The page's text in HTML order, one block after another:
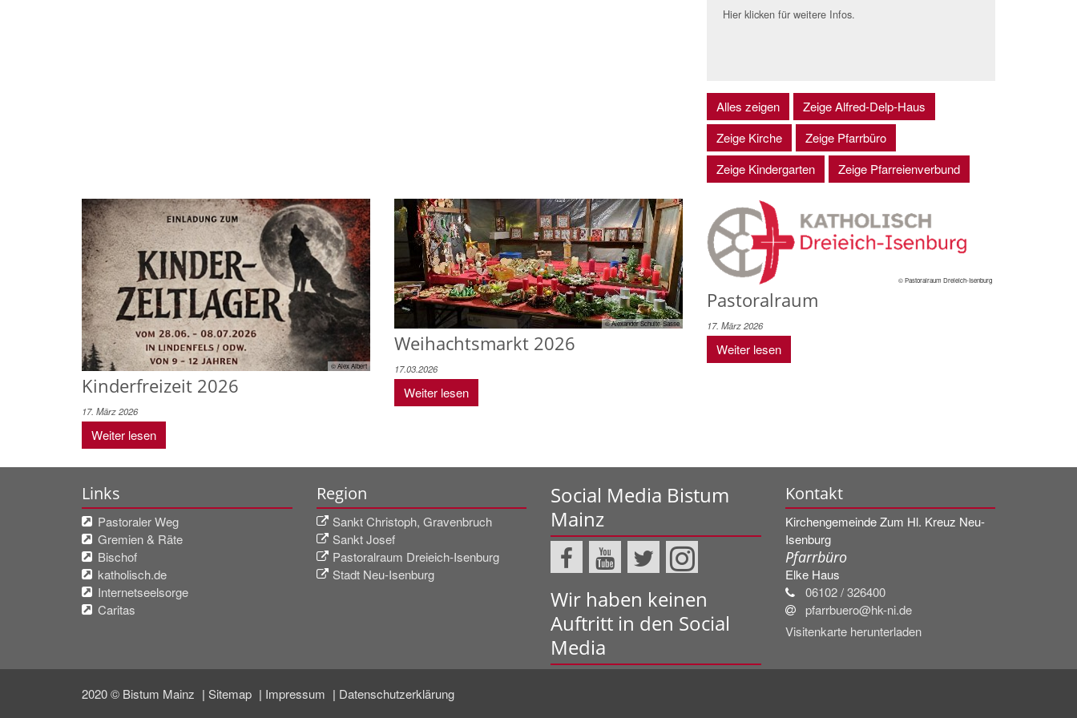
Hier klicken für weitere Infos.
Alles zeigen
Zeige Alfred-Delp-Haus
Zeige Kirche
Zeige Pfarrbüro
Zeige Kindergarten
Zeige Pfarreienverbund
© Alex Albert
Kinderfreizeit 2026
17. März 2026
Weiter lesen
© Alexander Schulte-Sasse
Weihachtsmarkt 2026
17.03.2026
Weiter lesen
© Pastoralraum Dreieich-Isenburg
Pastoralraum
17. März 2026
Weiter lesen
Links
Pastoraler Weg
Gremien & Räte
Bischof
katholisch.de
Internetseelsorge
Caritas
Region
Sankt Christoph, Gravenbruch
Sankt Josef
Pastoralraum Dreieich-Isenburg
Stadt Neu-Isenburg
Social Media Bistum
Mainz
Wir haben keinen
Auftritt in den Social
Media
Kontakt
Kirchengemeinde Zum Hl. Kreuz Neu-
Isenburg
Pfarrbüro
Elke Haus
06102 / 326400
pfarrbuero@hk-ni.de
Visitenkarte herunterladen
2020 © Bistum Mainz Sitemap Impressum Datenschutzerklärung